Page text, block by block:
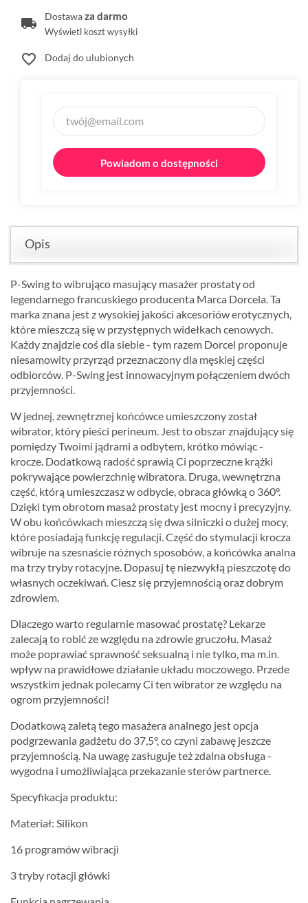
Dostawaza darmo
Wyświetl koszt wysyłki
favorite_border Dodaj do ulubionych
Powiadom o dostępności
Opis
P-Swing to wibrująco masujący masażer prostaty od
legendarnego francuskiego producenta Marca Dorcela. Ta
marka znana jest z wysokiej jakości akcesoriów erotycznych,
które mieszczą się w przystępnych widełkach cenowych.
Każdy znajdzie coś dla siebie - tym razem Dorcel proponuje
niesamowity przyrząd przeznaczony dla męskiej części
odbiorców. P-Swing jest innowacyjnym połączeniem dwóch
przyjemności.
W jednej, zewnętrznej końcówce umieszczony został
wibrator, który pieści perineum. Jest to obszar znajdujący się
pomiędzy Twoimi jądrami a odbytem, krótko mówiąc -
krocze. Dodatkową radość sprawią Ci poprzeczne krążki
pokrywające powierzchnię wibratora. Druga, wewnętrzna
część, którą umieszczasz w odbycie, obraca główką o 360°.
Dzięki tym obrotom masaż prostaty jest mocny i precyzyjny.
W obu końcówkach mieszczą się dwa silniczki o dużej mocy,
które posiadają funkcję regulacji. Część do stymulacji krocza
wibruje na szesnaście różnych sposobów, a końcówka analna
ma trzy tryby rotacyjne. Dopasuj tę niezwykłą pieszczotę do
własnych oczekiwań. Ciesz się przyjemnością oraz dobrym
zdrowiem.
Dlaczego warto regularnie masować prostatę? Lekarze
zalecają to robić ze względu na zdrowie gruczołu. Masaż
może poprawiać sprawność seksualną i nie tylko, ma m.in.
wpływ na prawidłowe działanie układu moczowego. Przede
wszystkim jednak polecamy Ci ten wibrator ze względu na
ogrom przyjemności!
Dodatkową zaletą tego masażera analnego jest opcja
podgrzewania gadżetu do 37,5°, co czyni zabawę jeszcze
przyjemnością. Na uwagę zasługuje też zdalna obsługa -
wygodna i umożliwiająca przekazanie sterów partnerce.
Specyfikacja produktu:
Materiał: Silikon
16 programów wibracji
3 tryby rotacji główki